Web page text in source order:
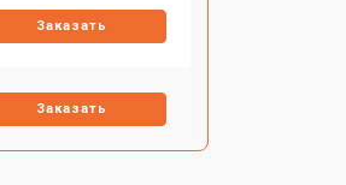
Заказать
Заказать